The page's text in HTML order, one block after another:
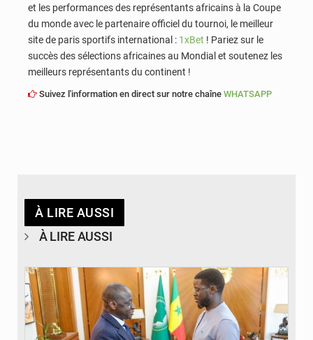
et les performances des représentants africains à la Coupe
du monde avec le partenaire officiel du tournoi, le meilleur
site de paris sportifs international : 1xBet ! Pariez sur le
succès des sélections africaines au Mondial et soutenez les
meilleurs représentants du continent !
Suivez l'information en direct sur notre chaîne WHATSAPP
À LIRE AUSSI
À LIRE AUSSI